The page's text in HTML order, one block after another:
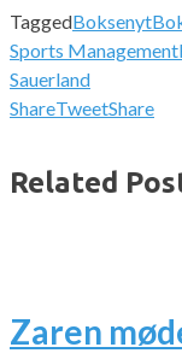
TaggedBoksenyt
Sports Management
Sauerland
ShareTweetShare
Related
Zaren